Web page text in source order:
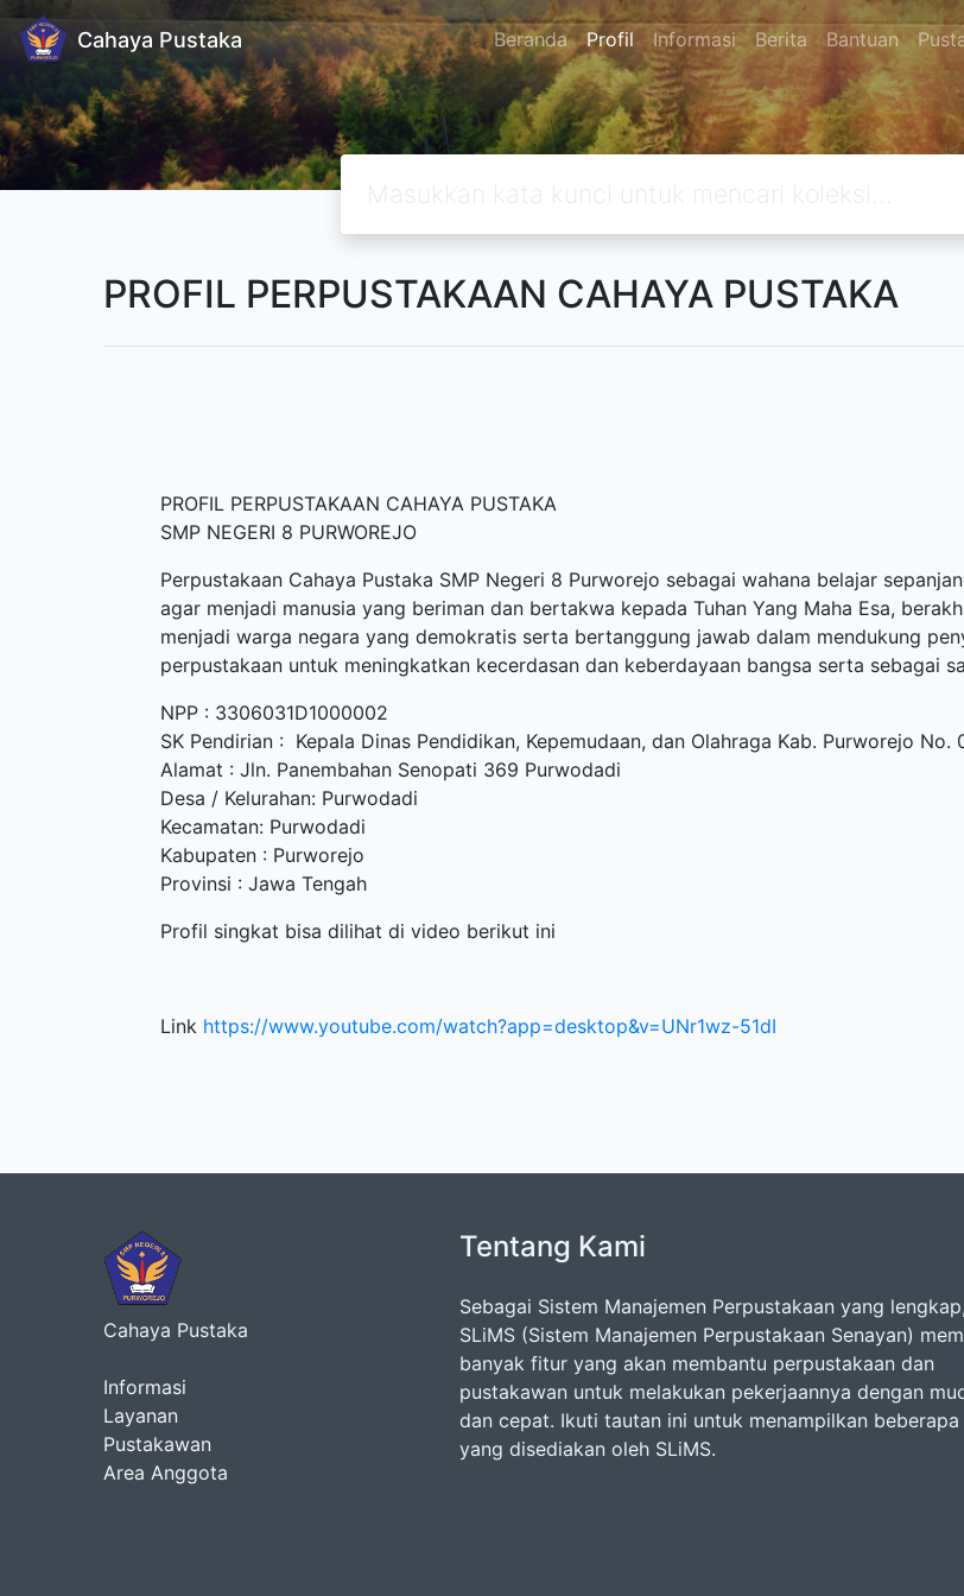
Cahaya Pustaka Beranda Profil Informasi Berita Bantuan
PROFIL PERPUSTAKAAN CAHAYA PUSTAKA
PROFIL PERPUSTAKAAN CAHAYA PUSTAKA
SMP NEGERI 8 PURWOREJO
Perpustakaan Cahaya Pustaka SMP Negeri 8 Purworejo sebagai wahana belajar
agar menjadi manusia yang beriman dan bertakwa kepada Tuhan Yang Maha Esa,
menjadi warga negara yang demokratis serta bertanggung jawab dalam mendukung
perpustakaan untuk meningkatkan kecerdasan dan keberdayaan bangsa serta sebagai
NPP : 3306031D1000002
SK Pendirian : Kepala Dinas Pendidikan, Kepemudaan, dan Olahraga Kab. Purworejo No.
Alamat : Jln. Panembahan Senopati 369 Purwodadi
Desa / Kelurahan: Purwodadi
Kecamatan: Purwodadi
Kabupaten : Purworejo
Provinsi : Jawa Tengah
Profil singkat bisa dilihat di video berikut ini
Link https://www.youtube.com/watch?app=desktop&v=UNr1wz-51dI
Cahaya Pustaka
Informasi
Layanan
Pustakawan
Area Anggota
Tentang Kami
Sebagai Sistem Manajemen Perpustakaan yang lengkap,
SLiMS (Sistem Manajemen Perpustakaan Senayan)
banyak fitur yang akan membantu perpustakaan dan
pustakawan untuk melakukan pekerjaannya dengan
dan cepat. Ikuti tautan ini untuk menampilkan
yang disediakan oleh SLiMS.